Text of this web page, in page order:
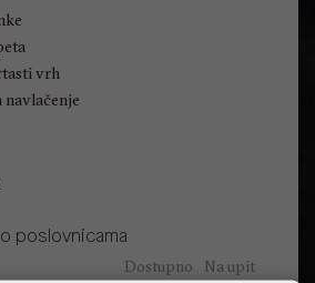
vrh
navlačenje
poslovnicama
Dostupno Na upit